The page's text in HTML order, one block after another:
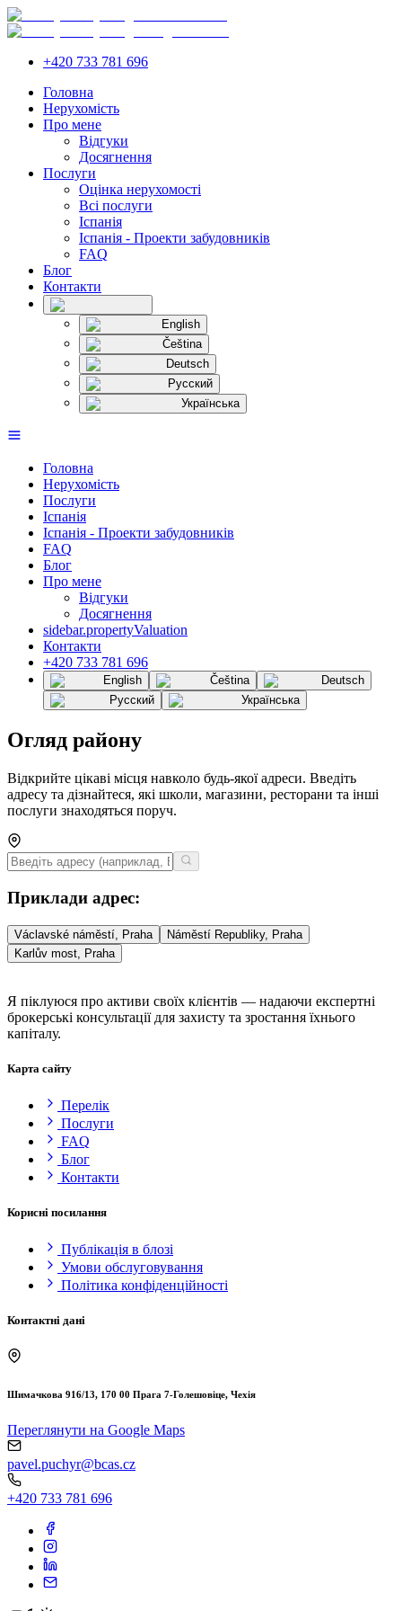
+420 733 781 696
Головна
Нерухомість
Про мене
Відгуки
Досягнення
Послуги
Оцінка нерухомості
Всі послуги
Іспанія
Іспанія - Проекти забудовників
FAQ
Блог
Контакти
English
Čeština
Deutsch
Русский
Українська
Головна
Нерухомість
Послуги
Іспанія
Іспанія - Проекти забудовників
FAQ
Блог
Про мене
Відгуки
Досягнення
sidebar.propertyValuation
Контакти
+420 733 781 696
English Čeština
Deutsch
Русский
Українська
Огляд району
Відкрийте цікаві місця навколо будь-якої адреси. Введіть
адресу та дізнайтеся, які школи, магазини, ресторани та інші
послуги знаходяться поруч.
Приклади адрес:
Václavské náměstí, Praha
Náměstí Republiky, Praha
Karlův most, Praha
Я піклуюся про активи своїх клієнтів — надаючи експертні
брокерські консультації для захисту та зростання їхнього
капіталу.
Карта сайту
Перелік
Послуги
FAQ
Блог
Контакти
Корисні посилання
Публікація в блозі
Умови обслуговування
Політика конфіденційності
Контактні дані
Шимачкова 916/13, 170 00 Прага 7-Голешовіце, Чехія
Переглянути на Google Maps
pavel.puchyr@bcas.cz
+420 733 781 696